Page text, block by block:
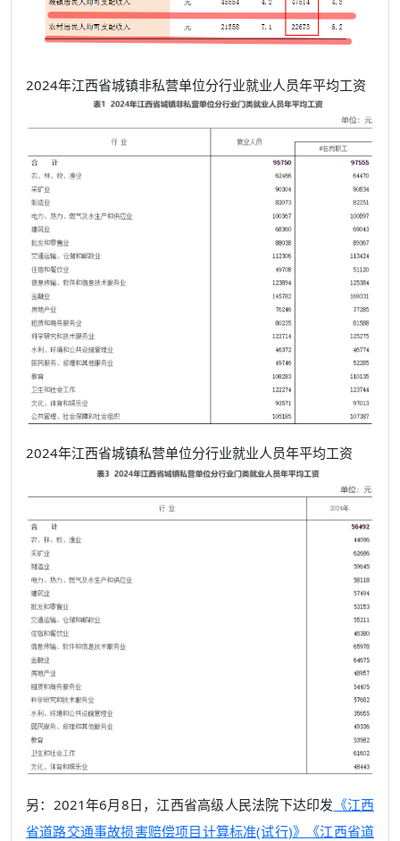
2024年江西省城镇非私营单位分行业就业人员年平均工资
2024年江西省城镇私营单位分行业就业人员年平均工资
另：2021年6月8日，江西省高级人民法院下达印发 《江西
省道路交通事故损害赔偿项目计算标准(试行)》
《江西省道